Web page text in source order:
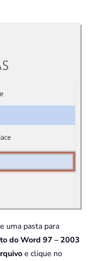
uma pasta para
do Word 97 – 2003
e clique no